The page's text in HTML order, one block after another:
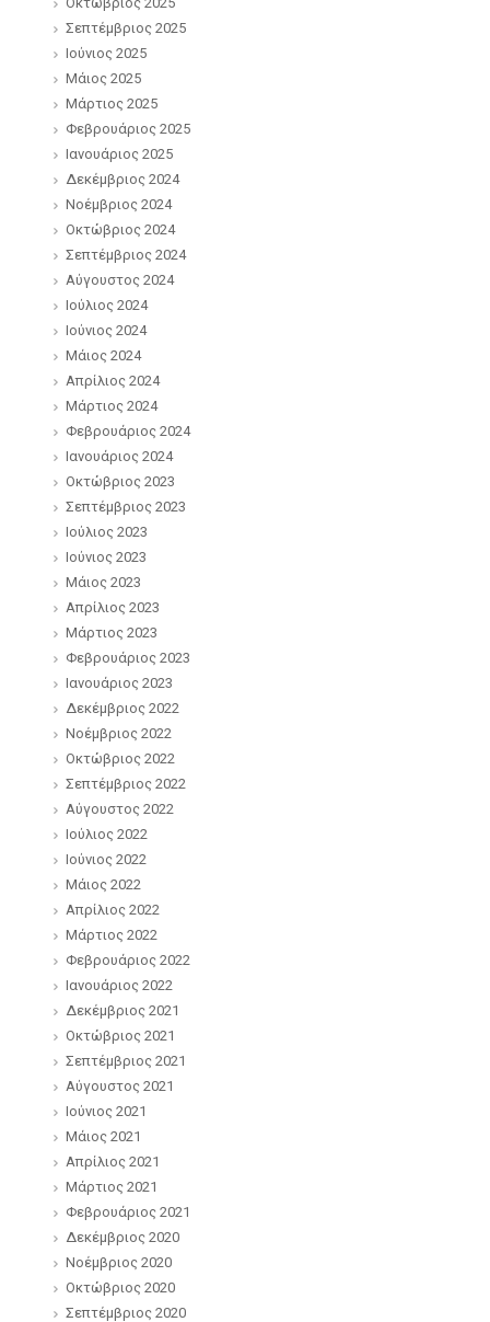
Σεπτέμβριος 2025
Ιούνιος 2025
Μάιος 2025
Μάρτιος 2025
Φεβρουάριος 2025
Ιανουάριος 2025
Δεκέμβριος 2024
Νοέμβριος 2024
Οκτώβριος 2024
Σεπτέμβριος 2024
Αύγουστος 2024
Ιούλιος 2024
Ιούνιος 2024
Μάιος 2024
Απρίλιος 2024
Μάρτιος 2024
Φεβρουάριος 2024
Ιανουάριος 2024
Οκτώβριος 2023
Σεπτέμβριος 2023
Ιούλιος 2023
Ιούνιος 2023
Μάιος 2023
Απρίλιος 2023
Μάρτιος 2023
Φεβρουάριος 2023
Ιανουάριος 2023
Δεκέμβριος 2022
Νοέμβριος 2022
Οκτώβριος 2022
Σεπτέμβριος 2022
Αύγουστος 2022
Ιούλιος 2022
Ιούνιος 2022
Μάιος 2022
Απρίλιος 2022
Μάρτιος 2022
Φεβρουάριος 2022
Ιανουάριος 2022
Δεκέμβριος 2021
Οκτώβριος 2021
Σεπτέμβριος 2021
Αύγουστος 2021
Ιούνιος 2021
Μάιος 2021
Απρίλιος 2021
Μάρτιος 2021
Φεβρουάριος 2021
Δεκέμβριος 2020
Νοέμβριος 2020
Οκτώβριος 2020
Σεπτέμβριος 2020